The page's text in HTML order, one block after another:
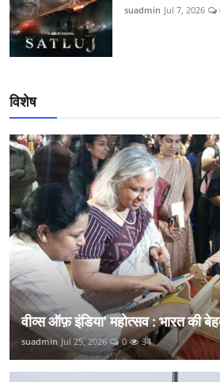
suadmin Jul 7, 2026
विशेष
वीव्स ऑफ़ इंडिया' महोत्सव : भारत की
suadmin Jul 25, 2026 0 34